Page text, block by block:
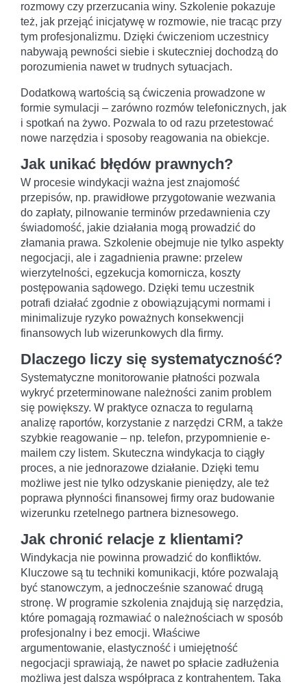
rozmowy czy przerzucania winy. Szkolenie pokazuje
też, jak przejąć inicjatywę w rozmowie, nie tracąc przy
tym profesjonalizmu. Dzięki ćwiczeniom uczestnicy
nabywają pewności siebie i skuteczniej dochodzą do
porozumienia nawet w trudnych sytuacjach.
Dodatkową wartością są ćwiczenia prowadzone w
formie symulacji – zarówno rozmów telefonicznych, jak
i spotkań na żywo. Pozwala to od razu przetestować
nowe narzędzia i sposoby reagowania na obiekcje.
Jak unikać błędów prawnych?
W procesie windykacji ważna jest znajomość
przepisów, np. prawidłowe przygotowanie wezwania
do zapłaty, pilnowanie terminów przedawnienia czy
świadomość, jakie działania mogą prowadzić do
złamania prawa. Szkolenie obejmuje nie tylko aspekty
negocjacji, ale i zagadnienia prawne: przelew
wierzytelności, egzekucja komornicza, koszty
postępowania sądowego. Dzięki temu uczestnik
potrafi działać zgodnie z obowiązującymi normami i
minimalizuje ryzyko poważnych konsekwencji
finansowych lub wizerunkowych dla firmy.
Dlaczego liczy się systematyczność?
Systematyczne monitorowanie płatności pozwala
wykryć przeterminowane należności zanim problem
się powiększy. W praktyce oznacza to regularną
analizę raportów, korzystanie z narzędzi CRM, a także
szybkie reagowanie – np. telefon, przypomnienie e-
mailem czy listem. Skuteczna windykacja to ciągły
proces, a nie jednorazowe działanie. Dzięki temu
możliwe jest nie tylko odzyskanie pieniędzy, ale też
poprawa płynności finansowej firmy oraz budowanie
wizerunku rzetelnego partnera biznesowego.
Jak chronić relacje z klientami?
Windykacja nie powinna prowadzić do konfliktów.
Kluczowe są tu techniki komunikacji, które pozwalają
być stanowczym, a jednocześnie szanować drugą
stronę. W programie szkolenia znajdują się narzędzia,
które pomagają rozmawiać o należnościach w sposób
profesjonalny i bez emocji. Właściwe
argumentowanie, elastyczność i umiejętność
negocjacji sprawiają, że nawet po spłacie zadłużenia
możliwa jest dalsza współpraca z kontrahentem. Taka